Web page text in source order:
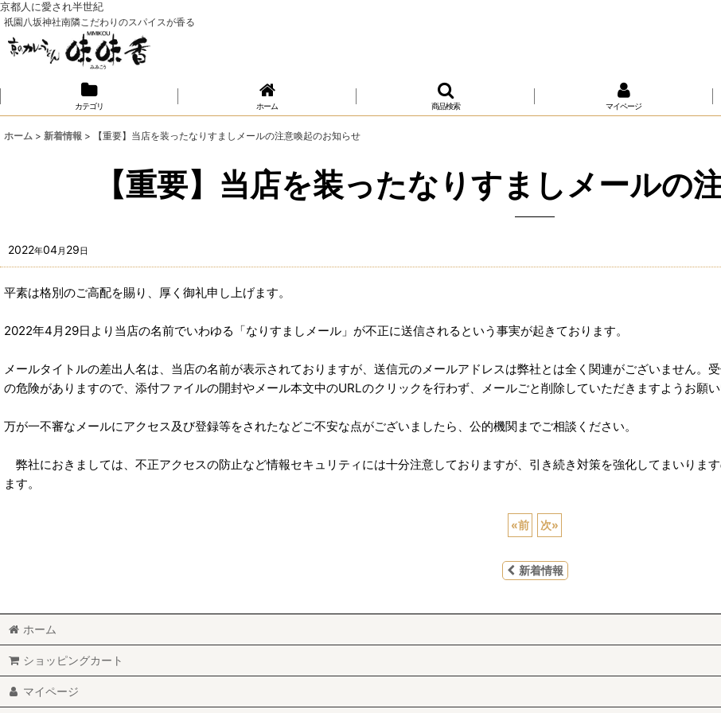
京都人に愛され半世紀
祇園八坂神社南隣こだわりのスパイスが香る
カテゴリ ホーム 商品検索 マイページ
ホーム > 新着情報 > 【重要】当店を装ったなりすましメールの注意喚起のお知らせ
【重要】当店を装ったなりすましメールの
2022年04月 29日
平素は格別のご高配を賜り、厚く御礼申し上げます。
2022年4月29日より当店の名前でいわゆる「なりすましメール」が不正に送信されるという事実が起きております。
メールタイトルの差出人名は、当店の名前が表示されておりますが、送信元のメールアドレスは弊社とは全く関連がございません。
の危険がありますので、添付ファイルの開封やメール本文中のURLのクリックを行わず、メールごと削除していただきますようお願い
万が一不審なメールにアクセス及び登録等をされたなどご不安な点がございましたら、公的機関までご相談ください。
弊社におきましては、不正アクセスの防止など情報セキュリティには十分注意しておりますが、引き続き対策を強化してまいりま
ます。
«前 次»
新着情報
ホーム
ショッピングカート
マイページ